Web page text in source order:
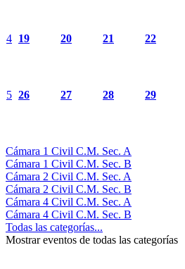
4 19 20 21 22
5 26 27 28 29
Cámara 1 Civil C.M. Sec. A
Cámara 1 Civil C.M. Sec. B
Cámara 2 Civil C.M. Sec. A
Cámara 2 Civil C.M. Sec. B
Cámara 4 Civil C.M. Sec. A
Cámara 4 Civil C.M. Sec. B
Todas las categorías...
Mostrar eventos de todas las categorías